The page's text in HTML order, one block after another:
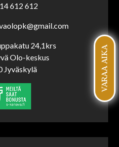
VARAA AIKA
612 612
24,1krs
Olo-keskus
Jyväskylä